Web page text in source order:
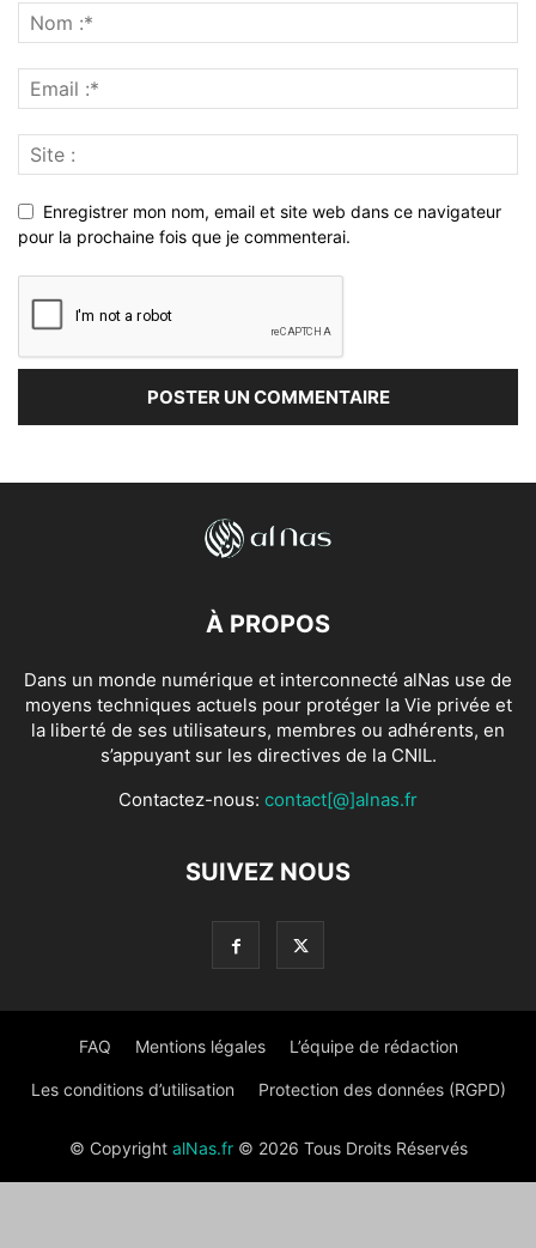
Enregistrer mon nom, email et site web dans ce navigateur
pour la prochaine fois que je commenterai.
À PROPOS
Dans un monde numérique et interconnecté alNas use de
moyens techniques actuels pour protéger la Vie privée et
la liberté de ses utilisateurs, membres ou adhérents, en
s’appuyant sur les directives de la CNIL.
Contactez-nous: contact[@]alnas.fr
SUIVEZ NOUS
FAQ Mentions légales L’équipe de rédaction
Les conditions d’utilisation Protection des données (RGPD)
© Copyright alNas.fr© 2026 Tous Droits Réservés